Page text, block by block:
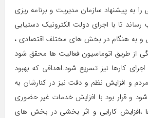
را به پیشنهاد سازمان مدیریت و برنامه ریزی
تا با اجرای دولت الکترونیک دستیابی
و به هنگام در بخش های مختلف اقتصادی ،
از طریق اتوماسیون فعالیت ها محقق شود
کارها نیز تسریع شود.اهدافی که بهبود
و افزایش نظم و دقت نیز در کنارشان به
و قرار بود با افزایش خدمات غیر حضوری
،افزایش کارایی و اثر بخشی در بخش های